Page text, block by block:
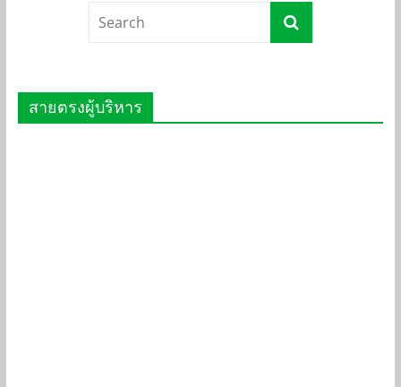
สายตรงผู้บริหาร